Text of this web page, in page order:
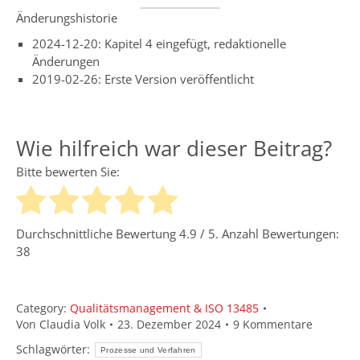
Änderungshistorie
2024-12-20: Kapitel 4 eingefügt, redaktionelle
Änderungen
2019-02-26: Erste Version veröffentlicht
Wie hilfreich war dieser Beitrag?
Bitte bewerten Sie:
Durchschnittliche Bewertung 4.9 / 5. Anzahl Bewertungen:
38
Category: Qualitätsmanagement & ISO 13485
Von Claudia Volk 23. Dezember 2024
9 Kommentare
Schlagwörter:
Prozesse und Verfahren